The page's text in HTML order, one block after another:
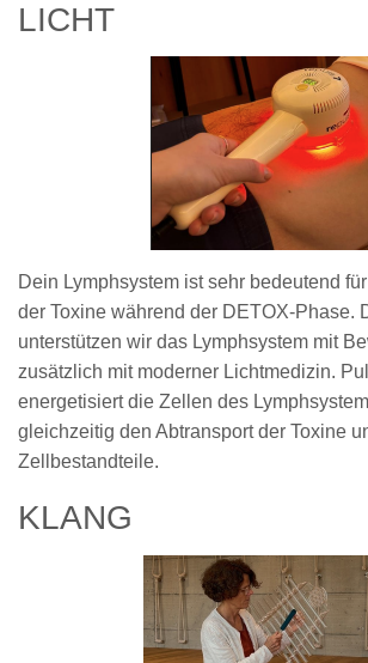
LICHT
Dein Lymphsystem ist sehr bedeutend
der Toxine während der DETOX-Phase.
unterstützen wir das Lymphsystem mit
zusätzlich mit moderner Lichtmedizin.
energetisiert die Zellen des
gleichzeitig den Abtransport der Toxine
Zellbestandteile.
KLANG